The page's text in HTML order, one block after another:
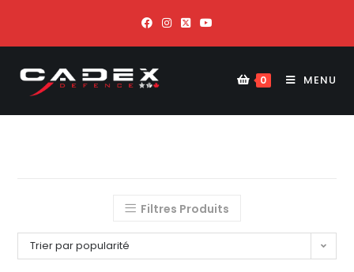
0 MENU
Filtres Produits
Trier par popularité